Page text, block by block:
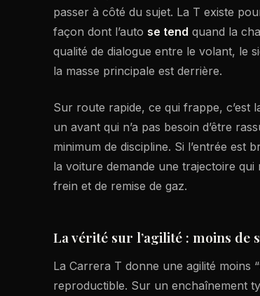
passer à côté du sujet. La T existe
façon dont l’auto se tend quand la
qualité de dialogue entre le volant, le
la masse principale est derrière.
Sur route rapide, ce qui frappe, c’est
un avant qui n’a pas besoin d’être
minimum de discipline. Si l’entrée est
la voiture demande une trajectoire
frein et de remise de gaz.
La vérité sur l’agilité : moins
La Carrera T donne une agilité moins
reproductible. Sur un enchaînement